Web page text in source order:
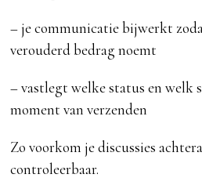
– je communicatie bijwerkt
verouderd bedrag noemt
– vastlegt welke status en welk
moment van verzenden
Zo voorkom je discussies
controleerbaar.